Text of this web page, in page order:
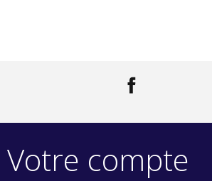
Votre compte